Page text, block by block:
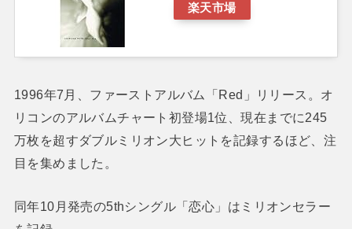
楽天市場
1996年7月、ファーストアルバム「Red」リリース。オ
リコンのアルバムチャート初登場1位、現在までに245
万枚を超すダブルミリオン大ヒットを記録するほど、注
目を集めました。
同年10月発売の5thシングル「恋心」はミリオンセラー